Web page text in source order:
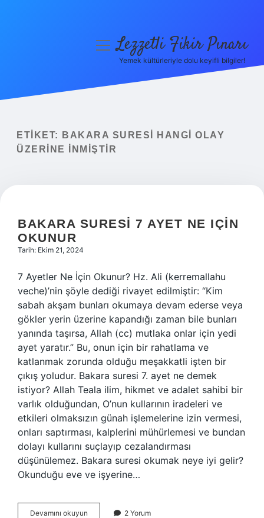
Yasal Uyarı
menüyüLezzetli Fikir Pınarı
Yemek kültürleriyle dolu keyifli bilgiler!
ETIKET:
BAKARA SURESI HANGI OLAY
ÜZERINE INMIŞTIR
BAKARA SURESI 7 AYET NE IÇIN
OKUNUR
Tarih: Ekim 21, 2024
7 Ayetler Ne İçin Okunur? Hz. Ali (kerremallahu
veche)’nin şöyle dediği rivayet edilmiştir: “Kim
sabah akşam bunları okumaya devam ederse veya
gökler yerin üzerine kapandığı zaman bile bunları
yanında taşırsa, Allah (cc) mutlaka onlar için yedi
ayet yaratır.” Bu, onun için bir rahatlama ve
katlanmak zorunda olduğu meşakkatli işten bir
çıkış yoludur. Bakara suresi 7. ayet ne demek
istiyor? Allah Teala ilim, hikmet ve adalet sahibi bir
varlık olduğundan, O’nun kullarının iradeleri ve
etkileri olmaksızın günah işlemelerine izin vermesi,
onları saptırması, kalplerini mühürlemesi ve bundan
dolayı kullarını suçlayıp cezalandırması
düşünülemez. Bakara suresi okumak neye iyi gelir?
Okunduğu eve ve işyerine…
Devamını okuyun 2 Yorum